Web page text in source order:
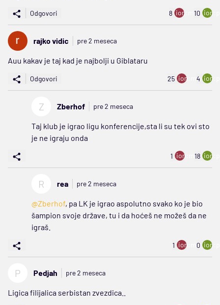
Odgovori 8 ion:minus
10
rajko vidic pre 2 meseca
Auu kakav je taj kad je najbolji u Giblataru
Odgovori 25 ion:minus
4
Z Zberhof pre 2 meseca
Taj klub je igrao ligu konferencije,sta li su tek ovi sto
je ne igraju onda
1 ion:minus
18
R rea pre 2 meseca
@Zberhof, pa LK je igrao aspolutno svako ko je bio
šampion svoje države, tu i da hoćeš ne možeš da ne
igraš.
1 ion:minus
0
P Pedjah pre 2 meseca
Ligica filijalica serbistan zvezdica..